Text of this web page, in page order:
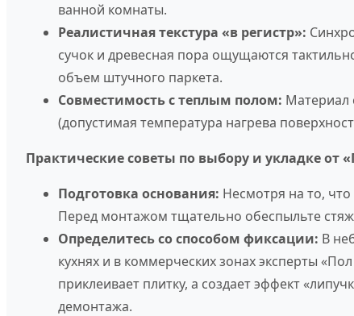
ванной комнаты.
Реалистичная текстура «в регистр»:
сучок и древесная пора ощущаются
объем штучного паркета.
Совместимость с теплым полом: Материал
(допустимая температура нагрева
Практические советы по выбору и укладке от
Подготовка основания: Несмотря на то,
Перед монтажом тщательно обеспыльте
Определитесь со способом фиксации: В
кухнях и в коммерческих зонах эксперты
приклеивает плитку, а создает эффект
демонтажа.